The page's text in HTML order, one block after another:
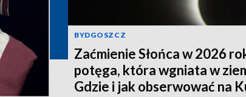
BYDGOSZCZ
Zaćmienie Słońca w 2026
potęga, która wgniata w
Gdzie i jak obserwować na